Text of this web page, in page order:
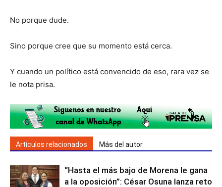
No porque dude.
Sino porque cree que su momento está cerca.
Y cuando un político está convencido de eso, rara vez se
le nota prisa.
Artículos relacionados Más del autor
“Hasta el más bajo de Morena le gana
a la oposición”: César Osuna lanza reto